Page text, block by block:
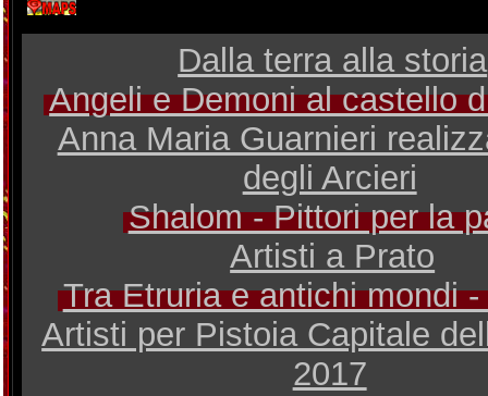
Dalla terra alla storia
Angeli e Demoni al castello
Anna Maria Guarnieri
degli Arcieri
Shalom - Pittori per la
Artisti a Prato
Tra Etruria e antichi mondi
Artisti per Pistoia Capitale
2017